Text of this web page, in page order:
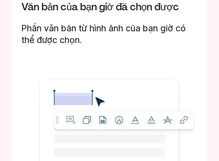
Văn bản của bạn giờ đã chọn được
Phần văn bản từ hình ảnh của bạn giờ có
thể được chọn.